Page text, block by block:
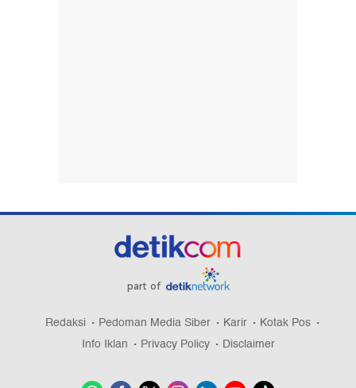
part of
Redaksi Pedoman Media Siber Karir
Kotak Pos
Info Iklan
Privacy Policy Disclaimer